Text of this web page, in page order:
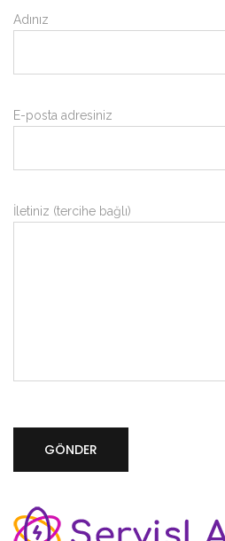
Adınız
E-posta adresiniz
İletiniz (tercihe bağlı)